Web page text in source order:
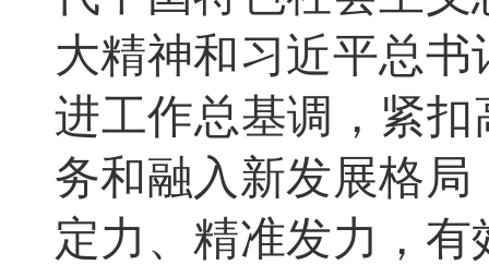
大精神和习近平总
进工作总基调，紧
务和融入新发展格
定力、精准发力，